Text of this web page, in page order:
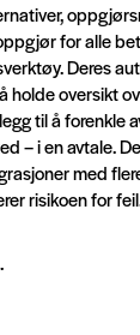
for alle
Deres
holde oversikt
til å forenkle
– i en avtale.
med
risikoen for